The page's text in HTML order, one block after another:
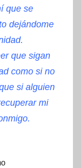
que se
dejándome
que sigan
como si no
si alguien
mi